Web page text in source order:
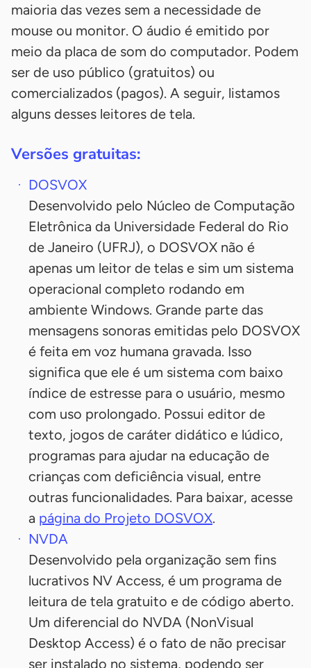
maioria das vezes sem a necessidade de
mouse ou monitor. O áudio é emitido por
meio da placa de som do computador. Podem
ser de uso público (gratuitos) ou
comercializados (pagos). A seguir, listamos
alguns desses leitores de tela.
Versões gratuitas:
DOSVOX
Desenvolvido pelo Núcleo de Computação
Eletrônica da Universidade Federal do Rio
de Janeiro (UFRJ), o DOSVOX não é
apenas um leitor de telas e sim um sistema
operacional completo rodando em
ambiente Windows. Grande parte das
mensagens sonoras emitidas pelo DOSVOX
é feita em voz humana gravada. Isso
significa que ele é um sistema com baixo
índice de estresse para o usuário, mesmo
com uso prolongado. Possui editor de
texto, jogos de caráter didático e lúdico,
programas para ajudar na educação de
crianças com deficiência visual, entre
outras funcionalidades. Para baixar, acesse
a página do Projeto DOSVOX.
NVDA
Desenvolvido pela organização sem fins
lucrativos NV Access, é um programa de
leitura de tela gratuito e de código aberto.
Um diferencial do NVDA (NonVisual
Desktop Access) é o fato de não precisar
ser instalado no sistema, podendo ser